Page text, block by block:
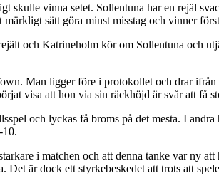
skulle vinna setet. Sollentuna har en rejäl
sätt göra minst misstag och vinner
och Katrineholm kör om Sollentuna och
Man ligger före i protokollet och drar
visa att hon via sin räckhöjd är svår att få
och lyckas få broms på det mesta. I andra
10.
i matchen och att denna tanke var ny
är dock ett styrkebeskedet att trots att